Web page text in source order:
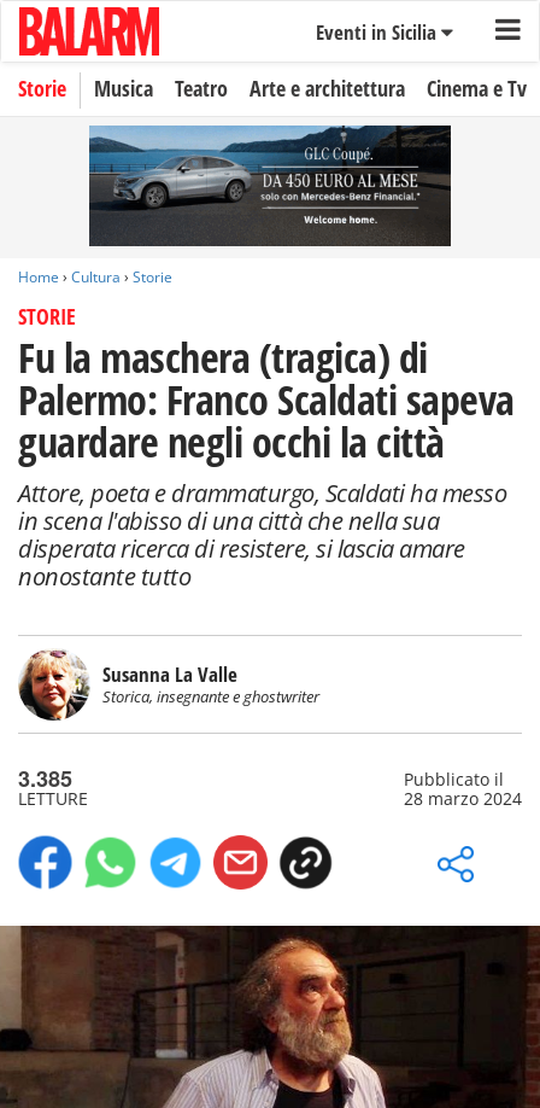
Eventi in Sicilia
Storie Musica Teatro Arte e architettura Cinema e Tv
Home › Cultura › Storie
STORIE
Fu la maschera (tragica) di
Palermo: Franco Scaldati sapeva
guardare negli occhi la città
Attore, poeta e drammaturgo, Scaldati ha messo
in scena l'abisso di una città che nella sua
disperata ricerca di resistere, si lascia amare
nonostante tutto
Susanna La Valle
Storica, insegnante e ghostwriter
3.385
LETTURE
Pubblicato il
28 marzo 2024